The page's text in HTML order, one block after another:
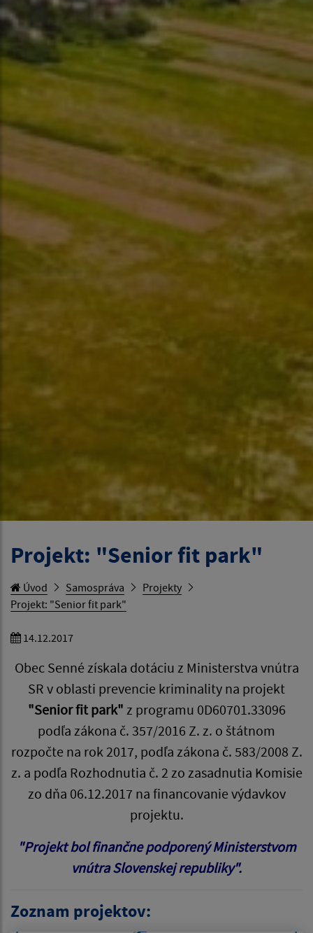
Projekt: "Senior fit park"
Úvod Samospráva
Projekty
Projekt: "Senior fit park"
14.12.2017
Obec Senné získala dotáciu z Ministerstva vnútra
SR v oblasti prevencie kriminality na projekt
"Senior fit park" z programu 0D60701.33096
podľa zákona č. 357/2016 Z. z. o štátnom
rozpočte na rok 2017, podľa zákona č. 583/2008 Z.
z. a podľa Rozhodnutia č. 2 zo zasadnutia Komisie
zo dňa 06.12.2017 na financovanie výdavkov
projektu.
"Projekt bol finančne podporený Ministerstvom
vnútra Slovenskej republiky".
Zoznam projektov: